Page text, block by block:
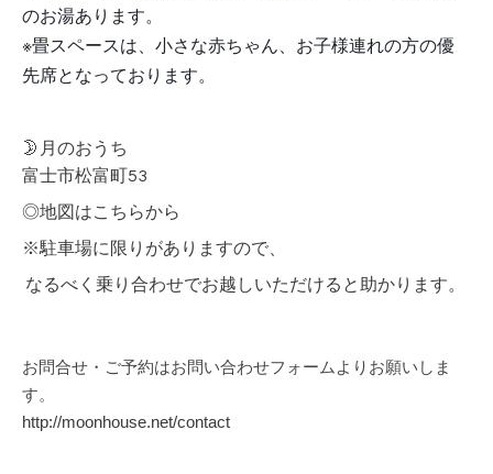
のお湯あります。
※畳スペースは、小さな赤ちゃん、お子様連れの方の優
先席となっております。
🌛月のおうち
富士市松富町53
◎地図はこちらから
※駐車場に限りがありますので、
なるべく乗り合わせでお越しいただけると助かります。
お問合せ・ご予約はお問い合わせフォームよりお願いしま
す。
http://moonhouse.net/contact